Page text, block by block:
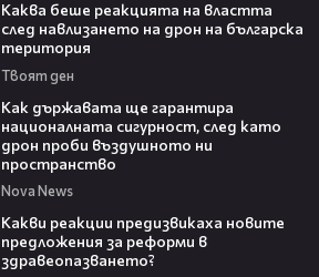
Каква беше реакцията на властта
след навлизането на дрон на българска
територия
Твоят ден
Как държавата ще гарантира
националната сигурност, след като
дрон проби въздушното ни
пространство
Nova News
Какви реакции предизвикаха новите
предложения за реформи в
здравеопазването?